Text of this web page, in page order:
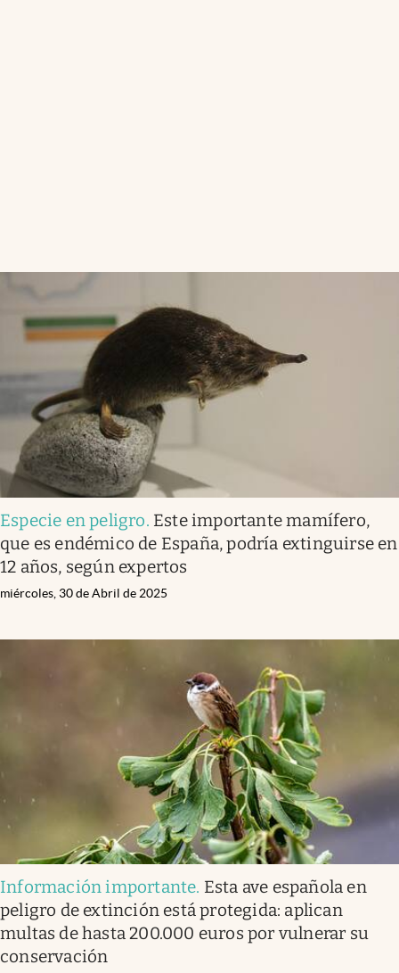
Especie en peligro. Este importante mamífero,
que es endémico de España, podría extinguirse en
12 años, según expertos
miércoles, 30 de Abril de 2025
Información importante. Esta ave española en
peligro de extinción está protegida: aplican
multas de hasta 200.000 euros por vulnerar su
conservación